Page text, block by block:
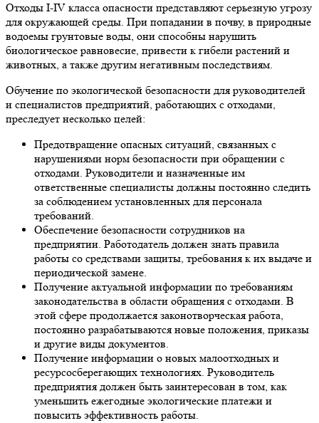
Отходы I-IV класса опасности представляют серьезную угрозу
для окружающей среды. При попадании в почву, в природные
водоемы грунтовые воды, они способны нарушить
биологическое равновесие, привести к гибели растений и
животных, а также другим негативным последствиям.
Обучение по экологической безопасности для руководителей
и специалистов предприятий, работающих с отходами,
преследует несколько целей:
Предотвращение опасных ситуаций, связанных с
нарушениями норм безопасности при обращении с
отходами. Руководители и назначенные им
ответственные специалисты должны постоянно следить
за соблюдением установленных для персонала
требований.
Обеспечение безопасности сотрудников на
предприятии. Работодатель должен знать правила
работы со средствами защиты, требования к их выдаче и
периодической замене.
Получение актуальной информации по требованиям
законодательства в области обращения с отходами. В
этой сфере продолжается законотворческая работа,
постоянно разрабатываются новые положения, приказы
и другие виды документов.
Получение информации о новых малоотходных и
ресурсосберегающих технологиях. Руководитель
предприятия должен быть заинтересован в том, как
уменьшить ежегодные экологические платежи и
повысить эффективность работы.